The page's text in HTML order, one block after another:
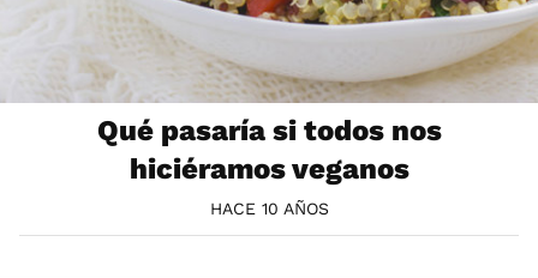
Qué pasaría si todos nos
hiciéramos veganos
HACE 10 AÑOS